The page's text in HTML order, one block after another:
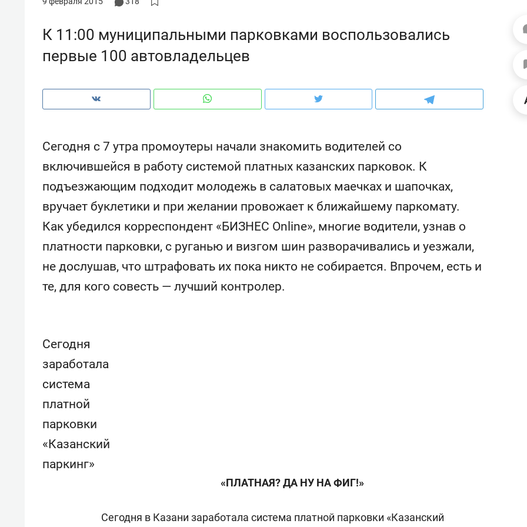
К 11:00 муниципальными парковками воспользовались
первые 100 автовладельцев
Сегодня с 7 утра промоутеры начали знакомить водителей со
включившейся в работу системой платных казанских парковок. К
подъезжающим подходит молодежь в салатовых маечках и шапочках,
вручает буклетики и при желании провожает к ближайшему паркомату.
Как убедился корреспондент «БИЗНЕС Online», многие водители, узнав о
платности парковки, с руганью и визгом шин разворачивались и уезжали,
не дослушав, что штрафовать их пока никто не собирается. Впрочем, есть и
те, для кого совесть — лучший контролер.
Сегодня
заработала
система
платной
парковки
«Казанский
паркинг»
«ПЛАТНАЯ? ДА НУ НА ФИГ!»
Сегодня в Казани заработала система платной парковки «Казанский
Рекомендуем
Падел, фитнес, танцы и даже
ниндзя-зал: как ТРЦ «Франт»
стал Меккой для любителей
спорта
Рекомендуем
Психотерапевт «Фороса»:
«Директорский невроз» –
когда человек не считает
свою сверхнагрузку
стрессом»
Рекомендуем
Дизайнер-прораб
Наседкина: «Ремонт
для меня это